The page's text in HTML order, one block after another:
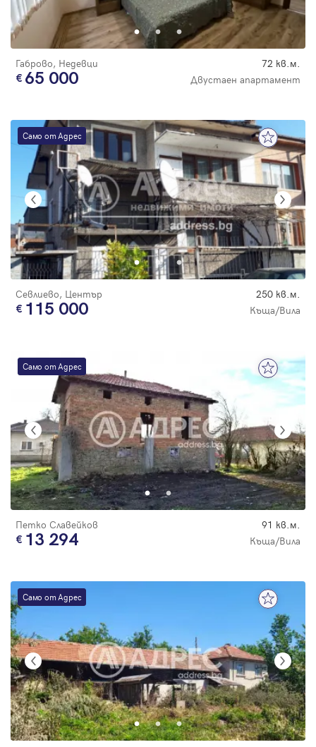
Габрово, Недевци 72 кв.м.
65 000 Двустаен апартамент
Само от Адрес
Севлиево, Център 250 кв.м.
115 000 Къща/Вила
Само от Адрес
Петко Славейков 91 кв.м.
13 294 Къща/Вила
Само от Адрес
Парола
Забравена парола
Регистрация